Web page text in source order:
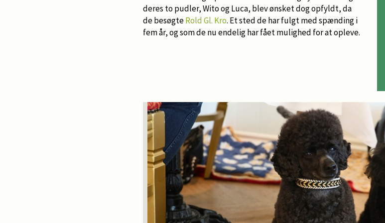
deres to pudler, Wito og Luca, blev ønsket dog opfyldt, da
de besøgteRold Gl. Kro. Et sted de har fulgt med spænding i
fem år, og som de nu endelig har fået mulighed for at opleve.